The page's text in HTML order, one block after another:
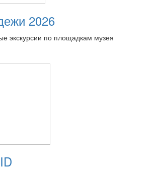
2026
экскурсии по площадкам музея